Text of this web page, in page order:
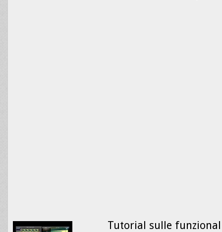
Tutorial sulle